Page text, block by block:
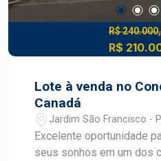
R$
R$
Lote à venda no
Canadá
Jardim São Francisco -
Excelente oportunidade
seus sonhos em um dos